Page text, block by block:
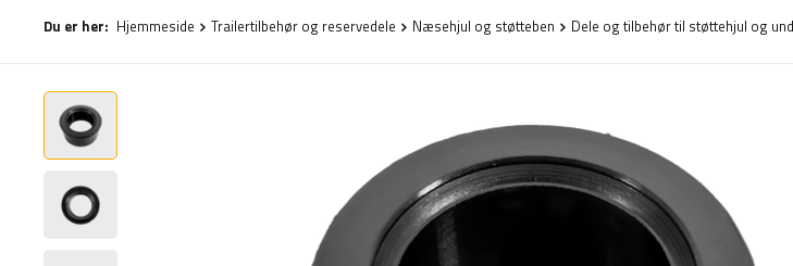
Du er her: Hjemmeside Trailertilbehør og reservedele Næsehjul og støtteben Dele og tilbehør til støttehjul og